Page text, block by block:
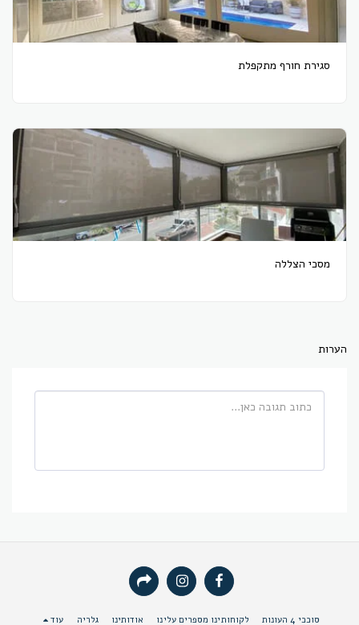
סגירת חורף מתקפלת
מסכי הצללה
הערות
סוככי 4 העונות לקוחותינו מספרים עלינו אודותינו גלריה עוד